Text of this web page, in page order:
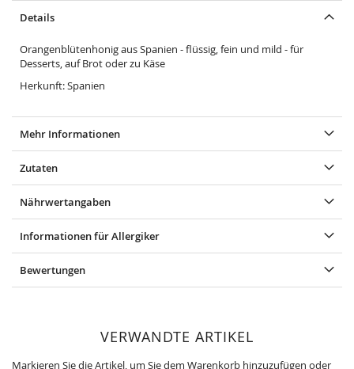
Details
Orangenblütenhonig aus Spanien - flüssig, fein und mild - für
Desserts, auf Brot oder zu Käse
Herkunft: Spanien
Mehr Informationen
Zutaten
Nährwertangaben
Informationen für Allergiker
Bewertungen
VERWANDTE ARTIKEL
Markieren Sie die Artikel, um Sie dem Warenkorb hinzuzufügen oder